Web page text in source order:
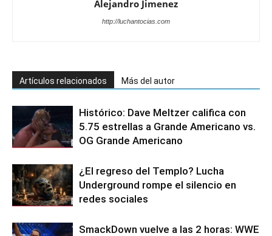
Alejandro Jimenez
http://luchantocias.com
Artículos relacionados Más del autor
Histórico: Dave Meltzer califica con
5.75 estrellas a Grande Americano vs.
OG Grande Americano
¿El regreso del Templo? Lucha
Underground rompe el silencio en
redes sociales
SmackDown vuelve a las 2 horas: WWE